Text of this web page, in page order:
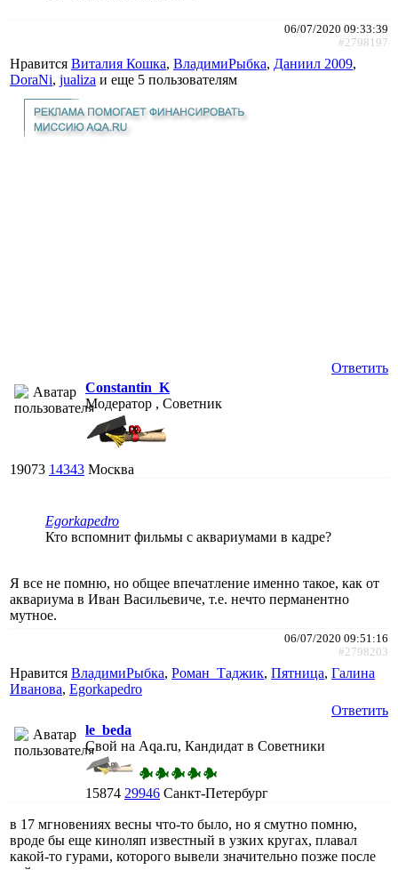
06/07/2020 09:33:39
#2798197
Нравится Виталия Кошка, ВладимиРыбка, Даниил 2009,
DoraNi, jualiza и еще 5 пользователям
Ответить
Constantin_K
Модератор , Советник
19073 14343 Москва
Egorkapedro
Кто вспомнит фильмы с аквариумами в кадре?
Я все не помню, но общее впечатление именно такое, как от
аквариума в Иван Васильевиче, т.е. нечто перманентно
мутное.
06/07/2020 09:51:16
#2798203
Нравится ВладимиРыбка, Роман_Таджик, Пятница, Галина
Иванова, Egorkapedro
Ответить
le_beda
Свой на Aqa.ru, Кандидат в Советники
15874 29946 Санкт-Петербург
в 17 мгновениях весны что-то было, но я смутно помню,
вроде бы еще киноляп известный в узких кругах, плавал
какой-то гурами, которого вывели значительно позже после